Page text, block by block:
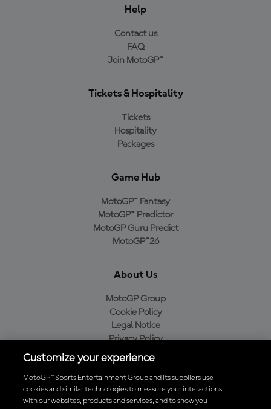
Help
Contact us
FAQ
Join MotoGP™
Tickets & Hospitality
Tickets
Hospitality
Packages
Game Hub
MotoGP™ Fantasy
MotoGP™ Predictor
MotoGP Guru Predict
MotoGP™26
About Us
MotoGP Group
Cookie Policy
Legal Notice
Privacy Policy
Purchase Policy
Baixe o aplicativo oficial da MotoGP™
Customize your experience
MotoGP™ Sports Entertainment Group and its suppliers use
cookies and similar technologies to measure your interactions
with our websites, products and services, and to show you